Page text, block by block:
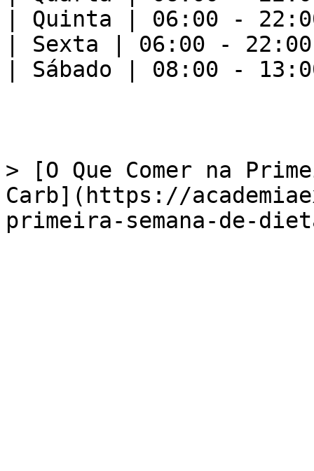
| Quinta | 06:00 -
| Sexta | 06:00 -
| Sábado | 08:00 -
> [O Que Comer na
Carb](https://
primeira-semana-de-